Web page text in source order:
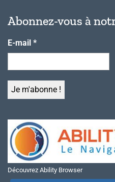
Abonnez-vous à
E-mail *
Découvrez Ability Browser